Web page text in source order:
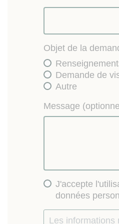
Objet de la
Demande de
Autre
Message
J'accepte
données
Les informations